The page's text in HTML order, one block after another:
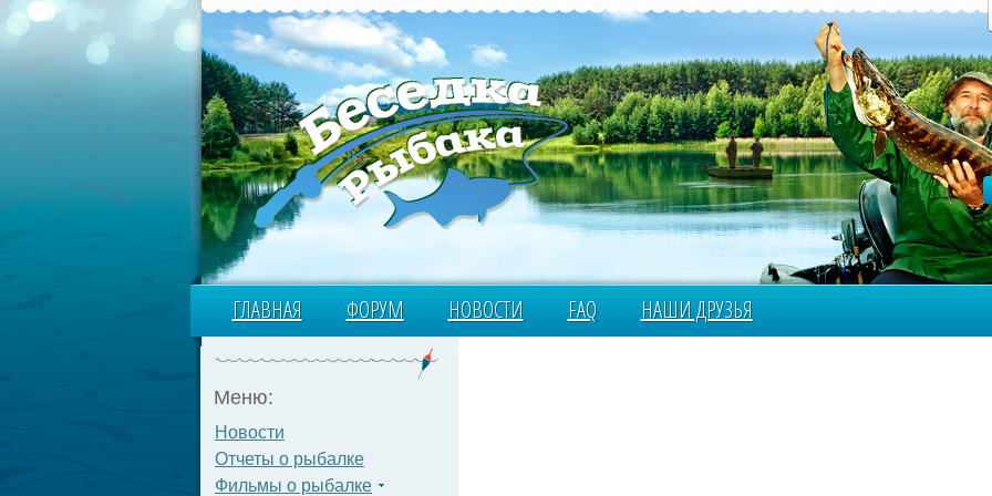
ГЛАВНАЯ ФОРУМ НОВОСТИ FAQ НАШИ ДРУЗЬЯ
Меню:
Новости
Отчеты о рыбалке
Фильмы о рыбалке